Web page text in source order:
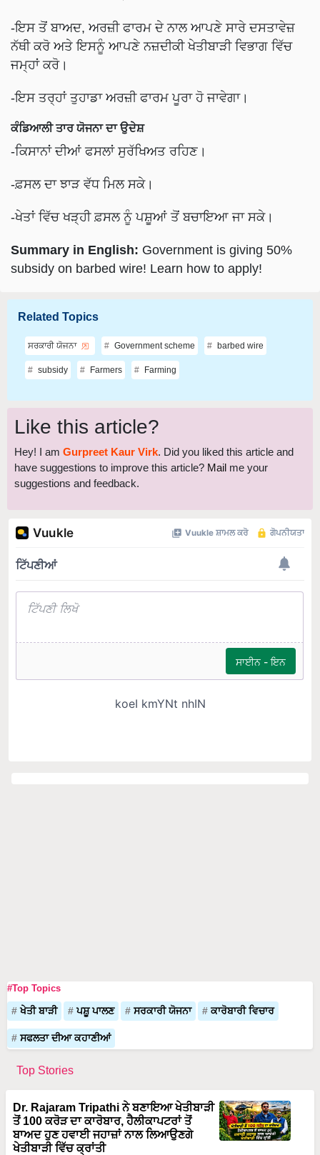
-ਇਸ ਤੋਂ ਬਾਅਦ, ਅਰਜ਼ੀ ਫਾਰਮ ਦੇ ਨਾਲ ਆਪਣੇ ਸਾਰੇ ਦਸਤਾਵੇਜ਼
ਨੱਥੀ ਕਰੋ ਅਤੇ ਇਸਨੂੰ ਆਪਣੇ ਨਜ਼ਦੀਕੀ ਖੇਤੀਬਾੜੀ ਵਿਭਾਗ ਵਿੱਚ
ਜਮ੍ਹਾਂ ਕਰੋ।
-ਇਸ ਤਰ੍ਹਾਂ ਤੁਹਾਡਾ ਅਰਜ਼ੀ ਫਾਰਮ ਪੂਰਾ ਹੋ ਜਾਵੇਗਾ।
ਕੰਡਿਆਲੀ ਤਾਰ ਯੋਜਨਾ ਦਾ ਉਦੇਸ਼
-ਕਿਸਾਨਾਂ ਦੀਆਂ ਫਸਲਾਂ ਸੁਰੱਖਿਅਤ ਰਹਿਣ।
-ਫ਼ਸਲ ਦਾ ਝਾੜ ਵੱਧ ਮਿਲ ਸਕੇ।
-ਖੇਤਾਂ ਵਿੱਚ ਖੜ੍ਹੀ ਫ਼ਸਲ ਨੂੰ ਪਸ਼ੂਆਂ ਤੋਂ ਬਚਾਇਆ ਜਾ ਸਕੇ।
Summary in English: Government is giving 50%
subsidy on barbed wire! Learn how to apply!
Related Topics
ਸਰਕਾਰੀ ਯੋਜਨਾ Government scheme barbed wire
subsidy Farmers Farming
Like this article?
Hey! I am Gurpreet Kaur Virk. Did you liked this article and
have suggestions to improve this article? Mail me your
suggestions and feedback.
#Top Topics
ਖੇਤੀ ਬਾੜੀ ਪਸ਼ੂ ਪਾਲਣ ਸਰਕਾਰੀ ਯੋਜਨਾ ਕਾਰੋਬਾਰੀ ਵਿਚਾਰ
ਸਫਲਤਾ ਦੀਆ ਕਹਾਣੀਆਂ
Top Stories
Dr. Rajaram Tripathi ਨੇ ਬਣਾਇਆ ਖੇਤੀਬਾੜੀ
ਤੋਂ 100 ਕਰੋੜ ਦਾ ਕਾਰੋਬਾਰ, ਹੈਲੀਕਾਪਟਰਾਂ ਤੋਂ
ਬਾਅਦ ਹੁਣ ਹਵਾਈ ਜਹਾਜ਼ਾਂ ਨਾਲ ਲਿਆਉਣਗੇ
ਖੇਤੀਬਾੜੀ ਵਿੱਚ ਕ੍ਰਾਂਤੀ